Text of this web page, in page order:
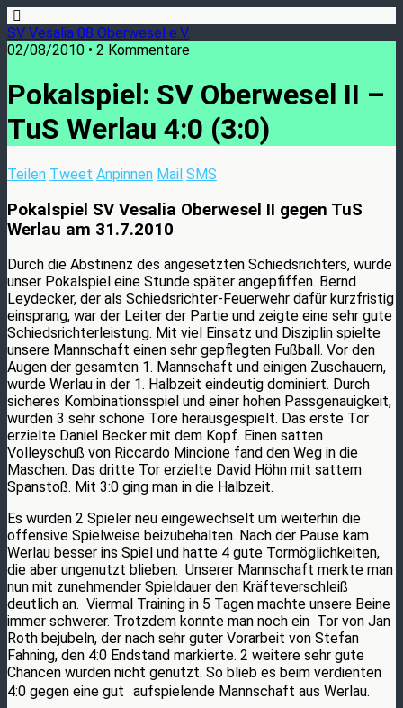
SV Vesalia 08 Oberwesel e.V.
02/08/2010 • 2 Kommentare
Pokalspiel: SV Oberwesel II –
TuS Werlau 4:0 (3:0)
Teilen Tweet Anpinnen Mail SMS
Pokalspiel SV Vesalia Oberwesel II gegen TuS
Werlau am 31.7.2010
Durch die Abstinenz des angesetzten Schiedsrichters, wurde
unser Pokalspiel eine Stunde später angepfiffen. Bernd
Leydecker, der als Schiedsrichter-Feuerwehr dafür kurzfristig
einsprang, war der Leiter der Partie und zeigte eine sehr gute
Schiedsrichterleistung. Mit viel Einsatz und Disziplin spielte
unsere Mannschaft einen sehr gepflegten Fußball. Vor den
Augen der gesamten 1. Mannschaft und einigen Zuschauern,
wurde Werlau in der 1. Halbzeit eindeutig dominiert. Durch
sicheres Kombinationsspiel und einer hohen Passgenauigkeit,
wurden 3 sehr schöne Tore herausgespielt. Das erste Tor
erzielte Daniel Becker mit dem Kopf. Einen satten
Volleyschuß von Riccardo Mincione fand den Weg in die
Maschen. Das dritte Tor erzielte David Höhn mit sattem
Spanstoß. Mit 3:0 ging man in die Halbzeit.
Es wurden 2 Spieler neu eingewechselt um weiterhin die
offensive Spielweise beizubehalten. Nach der Pause kam
Werlau besser ins Spiel und hatte 4 gute Tormöglichkeiten,
die aber ungenutzt blieben. Unserer Mannschaft merkte man
nun mit zunehmender Spieldauer den Kräfteverschleiß
deutlich an. Viermal Training in 5 Tagen machte unsere Beine
immer schwerer. Trotzdem konnte man noch ein Tor von Jan
Roth bejubeln, der nach sehr guter Vorarbeit von Stefan
Fahning, den 4:0 Endstand markierte. 2 weitere sehr gute
Chancen wurden nicht genutzt. So blieb es beim verdienten
4:0 gegen eine gut aufspielende Mannschaft aus Werlau.